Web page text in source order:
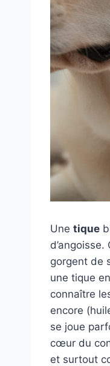
Une tique
gorgent de
une tique
connaître
encore
se joue
cœur du
et surtout